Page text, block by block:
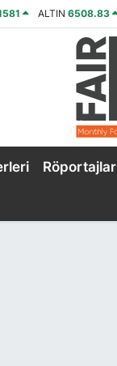
ALTIN 6508.83
Röportajlar